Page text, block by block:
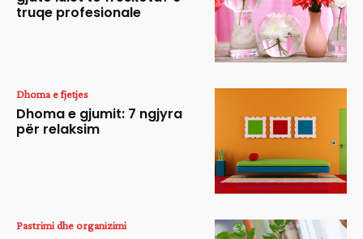
truqe profesionale
Dhoma e fjetjes
Dhoma e gjumit: 7 ngjyra
për relaksim
Pastrimi dhe organizimi